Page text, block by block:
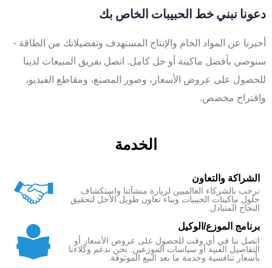
دعونا نبني خط الحبيبات الخاص بك
أخبرنا عن المواد الخام والإنتاج المستهدف وتفضيلاتك من الطاقة -
سنوصي بأفضل ماكينة أو حل كامل. اتصل بفريق المبيعات لدينا
للحصول على عروض الأسعار، وصور المصنع، ومقاطع الفيديو،
واقتراح مخصص.
الخدمة
الشراكة والتعاون
نرحب بالشركاء العالميين لزيارة منشآتنا واستكشاف
حلول ماكينات الحبيبات وبناء تعاون طويل الأجل لتحقيق
النجاح المتبادل.
برنامج الموزع/الوكيل
اتصل بنا في أي وقت للحصول على عروض الأسعار أو
التفاصيل الفنية أو سياسات الموزعين. نحن ندعم وكلاءنا
بأسعار تنافسية وخدمة ما بعد البيع الموثوقة.